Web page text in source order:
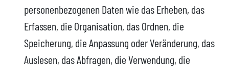
personenbezogenen Daten wie das Erheben, das
Erfassen, die Organisation, das Ordnen, die
Speicherung, die Anpassung oder Veränderung, das
Auslesen, das Abfragen, die Verwendung, die